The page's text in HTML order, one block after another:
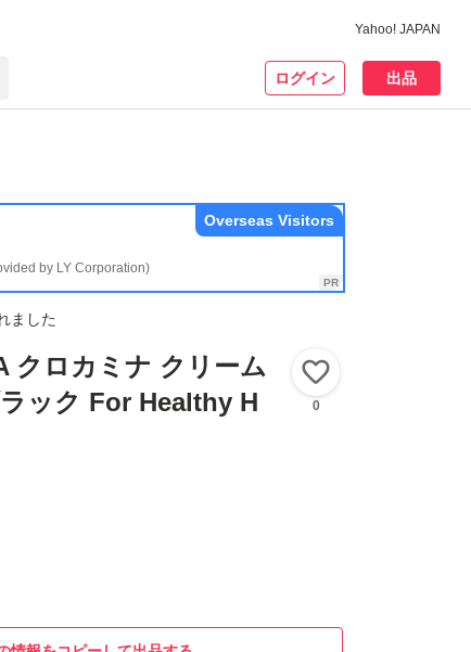
Yahoo! JAPAN
ログイン 出品
by LY Corporation)
Overseas Visitors
ました
クロカミナ クリーム
ック For Healthy H
0